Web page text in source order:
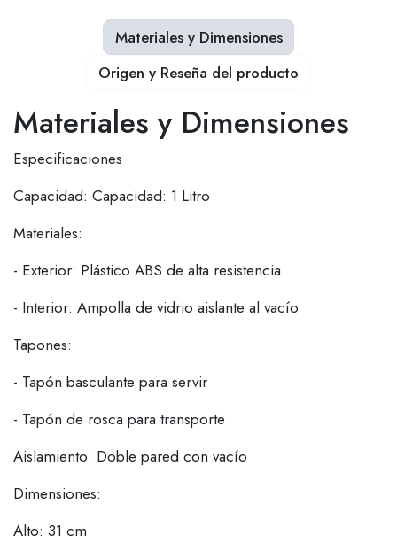
Materiales y Dimensiones
Especificaciones
Capacidad: Capacidad: 1 Litro
Materiales:
- Exterior: Plástico ABS de alta resistencia
- Interior: Ampolla de vidrio aislante al vacío
Tapones:
- Tapón basculante para servir
- Tapón de rosca para transporte
Aislamiento: Doble pared con vacío
Dimensiones:
Alto: 31 cm
Materiales y Dimensiones
Origen y Reseña del producto